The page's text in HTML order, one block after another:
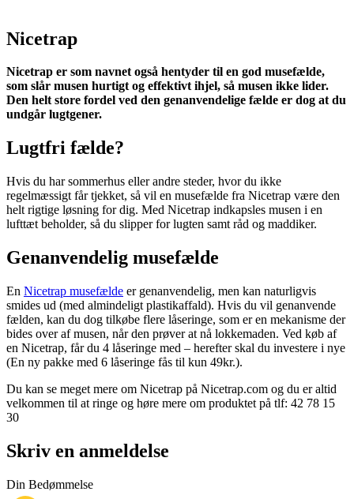
Nicetrap
Nicetrap er som navnet også hentyder til en god musefælde,
som slår musen hurtigt og effektivt ihjel, så musen ikke lider.
Den helt store fordel ved den genanvendelige fælde er dog at du
undgår lugtgener.
Lugtfri fælde?
Hvis du har sommerhus eller andre steder, hvor du ikke
regelmæssigt får tjekket, så vil en musefælde fra Nicetrap være den
helt rigtige løsning for dig. Med Nicetrap indkapsles musen i en
lufttæt beholder, så du slipper for lugten samt råd og maddiker.
Genanvendelig musefælde
En Nicetrap musefælde er genanvendelig, men kan naturligvis
smides ud (med almindeligt plastikaffald). Hvis du vil genanvende
fælden, kan du dog tilkøbe flere låseringe, som er en mekanisme der
bides over af musen, når den prøver at nå lokkemaden. Ved køb af
en Nicetrap, får du 4 låseringe med – herefter skal du investere i nye
(En ny pakke med 6 låseringe fås til kun 49kr.).
Du kan se meget mere om Nicetrap på Nicetrap.com og du er altid
velkommen til at ringe og høre mere om produktet på tlf: 42 78 15
30
Skriv en anmeldelse
Din Bedømmelse